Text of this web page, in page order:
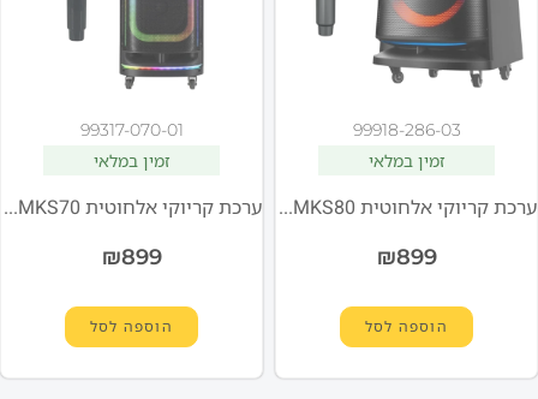
99918-286-03
זמין במלאי
ערכת קריוקי אלחוטית Miracase MKS80
₪899
הוספה לסל
99317-070-01
זמין במלאי
ערכת קריוקי אלחוטית Miracase MKS70
₪899
הוספה לסל